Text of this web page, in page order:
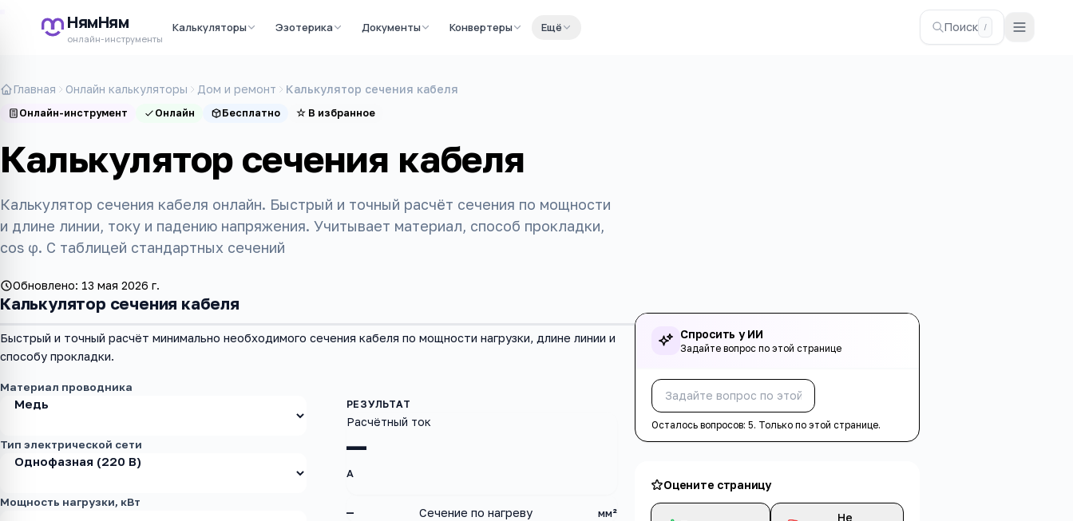
НямНям
онлайн-инструменты
Калькуляторы Эзотерика Документы Конвертеры Ещё Поиск /
Главная Онлайн калькуляторы Дом и ремонт Калькулятор сечения кабеля
Онлайн-инструмент Онлайн Бесплатно ☆ В избранное
Калькулятор сечения кабеля
Калькулятор сечения кабеля онлайн. Быстрый и точный расчёт сечения по мощности
и длине линии, току и падению напряжения. Учитывает материал, способ прокладки,
cos φ. С таблицей стандартных сечений
Обновлено: 13 мая 2026 г.
Калькулятор сечения кабеля
Быстрый и точный расчёт минимально необходимого сечения кабеля по мощности нагрузки, длине линии и
способу прокладки.
Материал проводника
Тип электрической сети
Мощность нагрузки, кВт
—
Расчётный ток
А
— Сечение по нагреву мм²
Спросить у ИИ
Задайте вопрос по этой странице
Осталось вопросов:5. Только по этой странице.
Оцените страницу
Не